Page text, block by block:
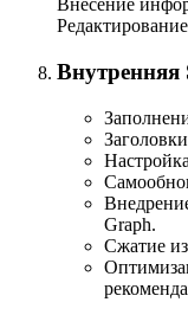
Внесение
Внутренняя
Graph.
Сжатие